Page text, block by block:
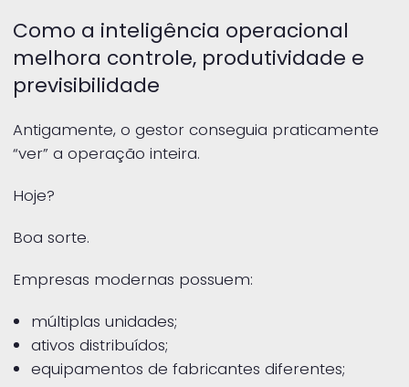
Como a inteligência operacional
melhora controle, produtividade e
previsibilidade
Antigamente, o gestor conseguia praticamente
“ver” a operação inteira.
Hoje?
Boa sorte.
Empresas modernas possuem:
múltiplas unidades;
ativos distribuídos;
equipamentos de fabricantes diferentes;